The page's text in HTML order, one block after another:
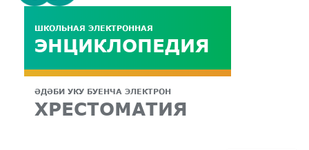
ШКОЛЬНАЯ ЭЛЕКТРОННАЯ
ЭНЦИКЛОПЕДИЯ
ӘДӘБИ УКУ БУЕНЧА ЭЛЕКТРОН
ХРЕСТОМАТИЯ